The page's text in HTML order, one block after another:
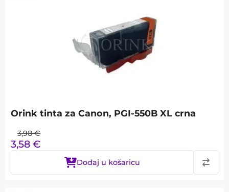
Orink tinta za Canon, PGI-550B XL crna
3,98 €
3,58 €
Dodaj u košaricu